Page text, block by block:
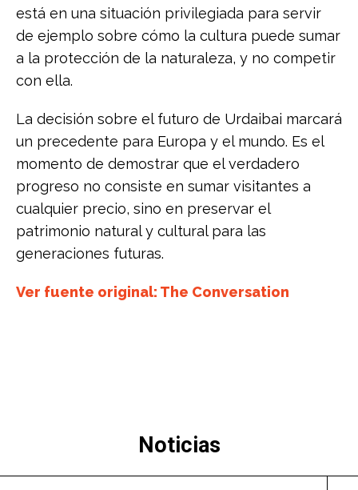
está en una situación privilegiada para servir
de ejemplo sobre cómo la cultura puede sumar
a la protección de la naturaleza, y no competir
con ella.
La decisión sobre el futuro de Urdaibai marcará
un precedente para Europa y el mundo. Es el
momento de demostrar que el verdadero
progreso no consiste en sumar visitantes a
cualquier precio, sino en preservar el
patrimonio natural y cultural para las
generaciones futuras.
Ver fuente original: The Conversation
Noticias